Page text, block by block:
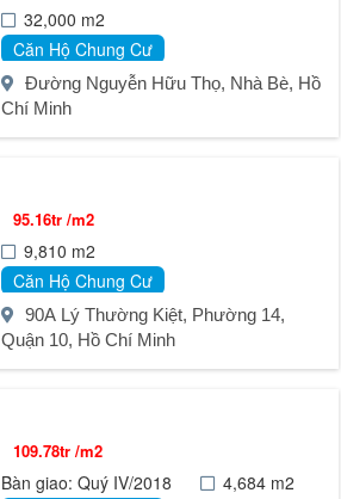
32,000 m2
Căn Hộ Chung Cư
Đường Nguyễn Hữu Thọ, Nhà Bè, Hồ
Chí Minh
95.16tr /m2
9,810 m2
Căn Hộ Chung Cư
90A Lý Thường Kiệt, Phường 14,
Quận 10, Hồ Chí Minh
109.78tr /m2
Bàn giao: Quý IV/2018
4,684 m2